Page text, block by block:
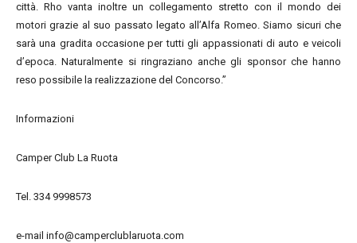
città. Rho vanta inoltre un collegamento stretto con il mondo dei
motori grazie al suo passato legato all’Alfa Romeo. Siamo sicuri che
sarà una gradita occasione per tutti gli appassionati di auto e veicoli
d’epoca. Naturalmente si ringraziano anche gli sponsor che hanno
reso possibile la realizzazione del Concorso.”
Informazioni
Camper Club La Ruota
Tel. 334 9998573
e-mail info@camperclublaruota.com